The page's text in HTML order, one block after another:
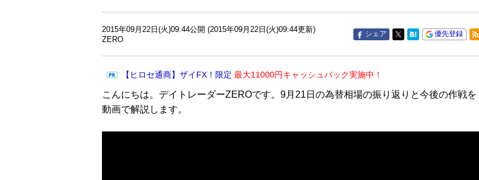
2015年09月22日(火)09:44公開 (2015年09月22日(火)09:44更新)
ZERO
シェア 優先登録
【ヒロセ通商】ザイFX！限定 最大11000円キャッシュバック実施中！
こんにちは。デイトレーダーZEROです。9月21日の為替相場の振り返りと今後の作戦を
動画で解説します。